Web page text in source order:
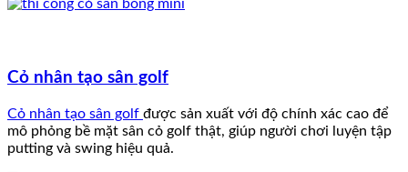
Cỏ nhân tạo sân golf
Cỏ nhân tạo sân golf được sản xuất với độ chính xác cao để
mô phỏng bề mặt sân cỏ golf thật, giúp người chơi luyện tập
putting và swing hiệu quả.